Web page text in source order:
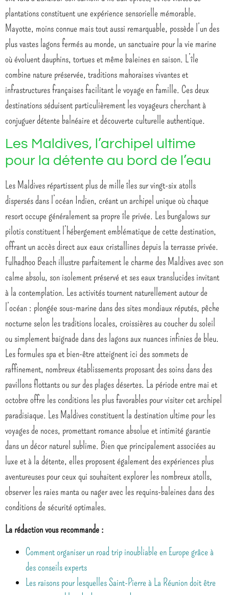
plantations constituent une expérience sensorielle mémorable.
Mayotte, moins connue mais tout aussi remarquable, possède l’un des
plus vastes lagons fermés au monde, un sanctuaire pour la vie marine
où évoluent dauphins, tortues et même baleines en saison. L’île
combine nature préservée, traditions mahoraises vivantes et
infrastructures françaises facilitant le voyage en famille. Ces deux
destinations séduisent particulièrement les voyageurs cherchant à
conjuguer détente balnéaire et découverte culturelle authentique.
Les Maldives, l’archipel ultime
pour la détente au bord de l’eau
Les Maldives répartissent plus de mille îles sur vingt-six atolls
dispersés dans l’océan Indien, créant un archipel unique où chaque
resort occupe généralement sa propre île privée. Les bungalows sur
pilotis constituent l’hébergement emblématique de cette destination,
offrant un accès direct aux eaux cristallines depuis la terrasse privée.
Fulhadhoo Beach illustre parfaitement le charme des Maldives avec son
calme absolu, son isolement préservé et ses eaux translucides invitant
à la contemplation. Les activités tournent naturellement autour de
l’océan : plongée sous-marine dans des sites mondiaux réputés, pêche
nocturne selon les traditions locales, croissières au coucher du soleil
ou simplement baignade dans des lagons aux nuances infinies de bleu.
Les formules spa et bien-être atteignent ici des sommets de
raffinement, nombreux établissements proposant des soins dans des
pavillons flottants ou sur des plages désertes. La période entre mai et
octobre offre les conditions les plus favorables pour visiter cet archipel
paradisiaque. Les Maldives constituent la destination ultime pour les
voyages de noces, promettant romance absolue et intimité garantie
dans un décor naturel sublime. Bien que principalement associées au
luxe et à la détente, elles proposent également des expériences plus
aventureuses pour ceux qui souhaitent explorer les nombreux atolls,
observer les raies manta ou nager avec les requins-baleines dans des
conditions de sécurité optimales.
La rédaction vous recommande :
Comment organiser un road trip inoubliable en Europe grâce à
des conseils experts
Les raisons pour lesquelles Saint-Pierre à La Réunion doit être